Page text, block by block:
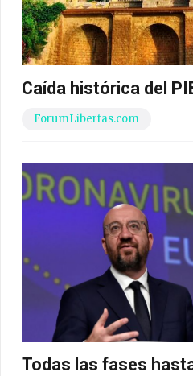
Caída histórica del
ForumLibertas.com
Todas las fases